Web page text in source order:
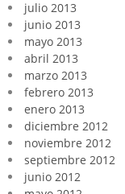
julio 2013
junio 2013
mayo 2013
abril 2013
marzo 2013
febrero 2013
enero 2013
diciembre 2012
noviembre 2012
septiembre 2012
junio 2012